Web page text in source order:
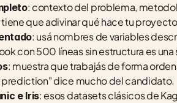
: contexto del problema,
que adivinar qué hace tu
: usá nombres de variables
con 500 líneas sin estructura es una
: muestra que trabajás de forma
prediction" dice mucho del candidato.
e Iris: esos datasets clásicos de